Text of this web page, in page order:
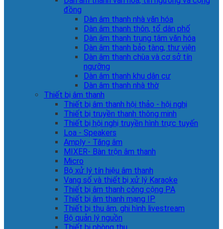
đồng
Dàn âm thanh nhà văn hóa
Dàn âm thanh thôn, tổ dân phố
Dàn âm thanh trung tâm văn hóa
Dàn âm thanh bảo tàng, thư viện
Dàn âm thanh chùa và cơ sở tín
ngưỡng
Dàn âm thanh khu dân cư
Dàn âm thanh nhà thờ
Thiết bị âm thanh
Thiết bị âm thanh hội thảo - hội nghị
Thiết bị truyền thanh thông minh
Thiết bị hội nghị truyền hình trực tuyến
Loa - Speakers
Amply - Tăng âm
MIXER- Bàn trộn âm thanh
Micro
Bộ xử lý tín hiệu âm thanh
Vang số và thiết bị xử lý Karaoke
Thiết bị âm thanh công cộng PA
Thiết bị âm thanh mạng IP
Thiết bị thu âm, ghi hình livestream
Bộ quản lý nguồn